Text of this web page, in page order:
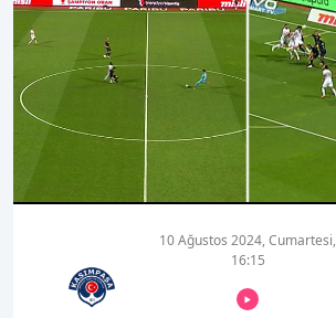
10 Ağustos 2024, Cumartesi,
16:15